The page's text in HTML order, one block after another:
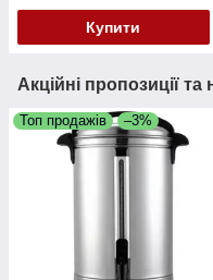
Купити
Акційні пропозиції та
Топ продажів –3%